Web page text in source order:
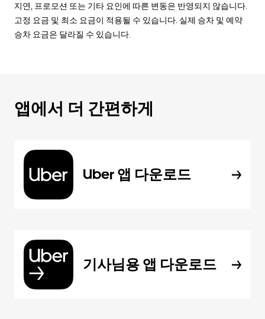
지연, 프로모션 또는 기타 요인에 따른 변동은 반영되지 않습니다.
고정 요금 및 최소 요금이 적용될 수 있습니다. 실제 승차 및 예약
승차 요금은 달라질 수 있습니다.
앱에서 더 간편하게
Uber 앱 다운로드
기사님용 앱 다운로드